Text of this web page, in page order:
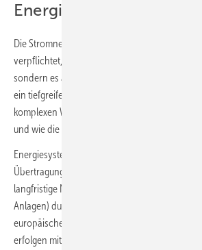
Energiesystemmodell?
Die Stromnetzbetreiber in Deutschland und
verpflichtet, das bestehende Netz nicht nur
sondern es auch bedarfsgerecht
ein tiefgreifendes Verständnis des
komplexen Wechselwirkungen zwischen
und wie die Energiesysteme von
Energiesystemmodelle sind wichtige
Übertragungsnetzbetreiber, die informierte
langfristige Netzentwicklung (hohe
Anlagen) durch eine ganzheitliche Betrachtung
europäischen Energiesystems ermöglichen.
erfolgen mit nationalem Fokus, um europäische